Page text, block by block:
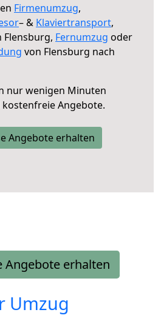
Firmenumzug,
– & Klaviertransport,
Flensburg, Fernumzug oder
von Flensburg nach
nur wenigen Minuten
Angebote.
Angebote erhalten
Angebote erhalten
Umzug